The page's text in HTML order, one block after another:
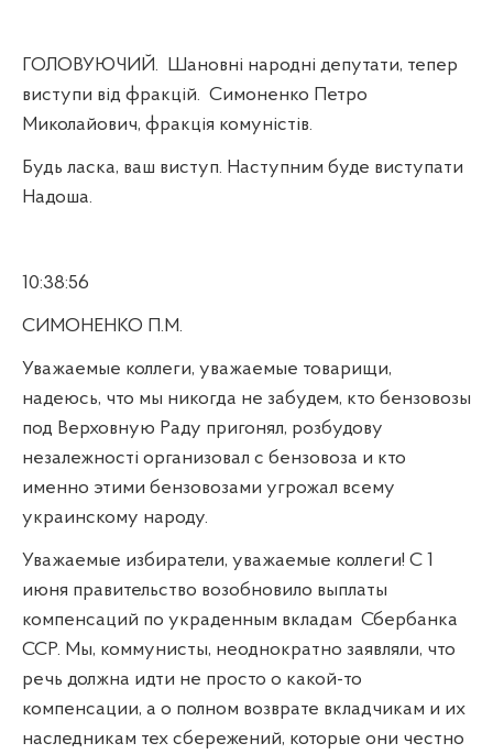
ГОЛОВУЮЧИЙ.
Шановні народні депутати, тепер
виступи від фракцій. Симоненко Петро
Миколайович, фракція комуністів.
Будь ласка, ваш виступ. Наступним буде виступати
Надоша.
10:38:56
СИМОНЕНКО П.М.
Уважаемые коллеги, уважаемые товарищи,
надеюсь, что мы никогда не забудем, кто бензовозы
под Верховную Раду пригонял, розбудову
незалежності организовал с бензовоза и кто
именно этими бензовозами угрожал всему
украинскому народу.
Уважаемые избиратели, уважаемые коллеги! С 1
июня правительство возобновило выплаты
компенсаций по украденным вкладам Сбербанка
ССР. Мы, коммунисты, неоднократно заявляли, что
речь должна идти не просто о какой-то
компенсации, а о полном возврате вкладчикам и их
наследникам тех сбережений, которые они честно